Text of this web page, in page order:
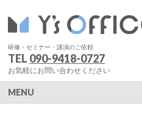
研修・セミナー・講演のご依頼
TEL 090-9418-0727
お気軽にお問い合わせください
MENU